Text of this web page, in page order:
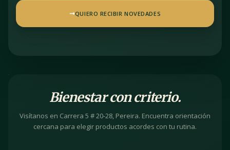
QUIERO RECIBIR NOVEDADES
Bienestar con criterio.
Visítanos en Carrera 5 # 20-28, Pereira. Encuentra orientación
cercana para elegir productos acordes con tu rutina.